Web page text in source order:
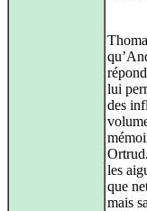
lui
des
les
que
mais